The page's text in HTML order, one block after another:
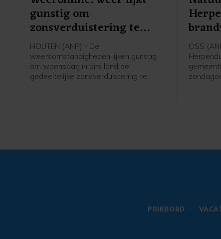
gunstig om
zonsverduistering te
zien
HOUTEN (ANP) - De
weersomstandigheden lijken gunstig
om woensdag in ons land de
gedeeltelijke zonsverduistering te
OSS
PRIKBORD